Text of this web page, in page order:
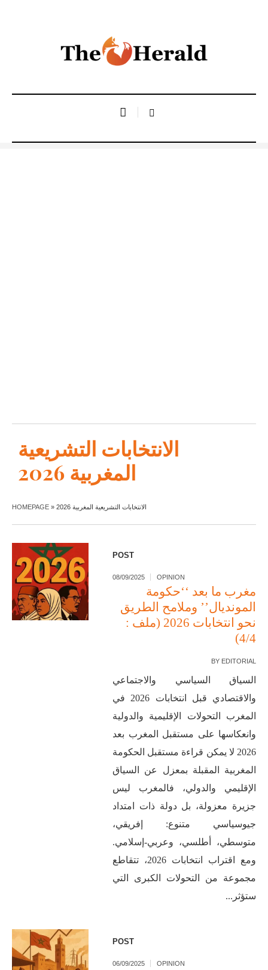
الانتخابات التشريعية
المغربية 2026
HOMEPAGE » الانتخابات التشريعية المغربية 2026
POST
08/09/2025 OPINION
مغرب ما بعد ‘‘حكومة
المونديال’’ وملامح الطريق
نحو انتخابات 2026 (ملف :
4/4)
BY EDITORIAL
السياق السياسي والاجتماعي
والاقتصادي قبل انتخابات 2026 في
المغرب التحولات الإقليمية والدولية
وانعكاسها على مستقبل المغرب بعد
2026 لا يمكن قراءة مستقبل الحكومة
المغربية المقبلة بمعزل عن السياق
الإقليمي والدولي، فالمغرب ليس
جزيرة معزولة، بل دولة ذات امتداد
جيوسياسي متنوع: إفريقي،
متوسطي، أطلسي، وعربي-إسلامي.
ومع اقتراب انتخابات 2026، تتقاطع
مجموعة من التحولات الكبرى التي
ستؤثر...
POST
06/09/2025 OPINION